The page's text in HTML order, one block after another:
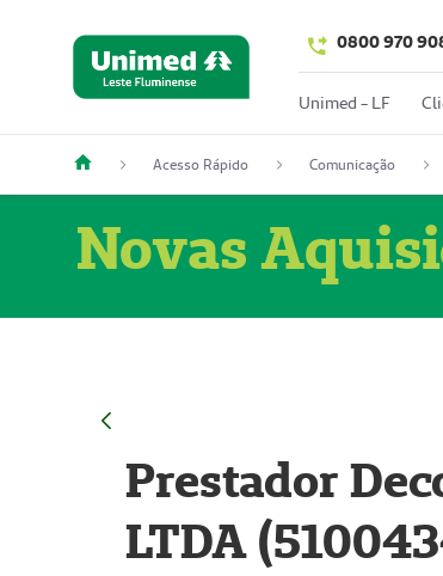
0800 970
Unimed - LF
Acesso Rápido Comunicação
Novas
Prestador
LTDA